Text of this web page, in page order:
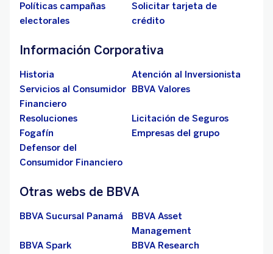
Políticas campañas
electorales
Solicitar tarjeta de
crédito
Información Corporativa
Historia
Atención al Inversionista
Servicios al Consumidor
Financiero
BBVA Valores
Resoluciones
Licitación de Seguros
Fogafín
Empresas del grupo
Defensor del
Consumidor Financiero
Otras webs de BBVA
BBVA Sucursal Panamá
BBVA Asset
Management
BBVA Spark
BBVA Research